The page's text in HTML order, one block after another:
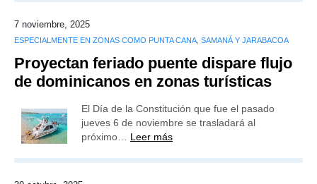
7 noviembre, 2025
ESPECIALMENTE EN ZONAS COMO PUNTA CANA, SAMANÁ Y JARABACOA
Proyectan feriado puente dispare flujo
de dominicanos en zonas turísticas
El Día de la Constitución que fue el pasado
jueves 6 de noviembre se trasladará al
próximo… Leer más